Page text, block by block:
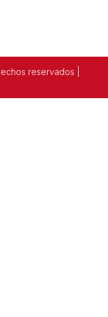
reservados |